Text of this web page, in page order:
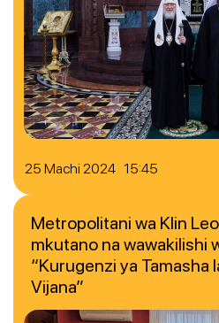
25 Machi 2024 15:45
Metropolitani wa Klin
mkutano na wawakilishi
“Kurugenzi ya Tamasha
Vijana”